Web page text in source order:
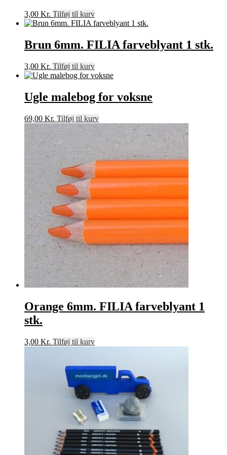
3,00 Kr. Tilføj til kurv
Brun 6mm. FILIA farveblyant 1 stk.
3,00 Kr. Tilføj til kurv
Ugle malebog for voksne
69,00 Kr. Tilføj til kurv
Orange 6mm. FILIA farveblyant 1
stk.
3,00 Kr. Tilføj til kurv